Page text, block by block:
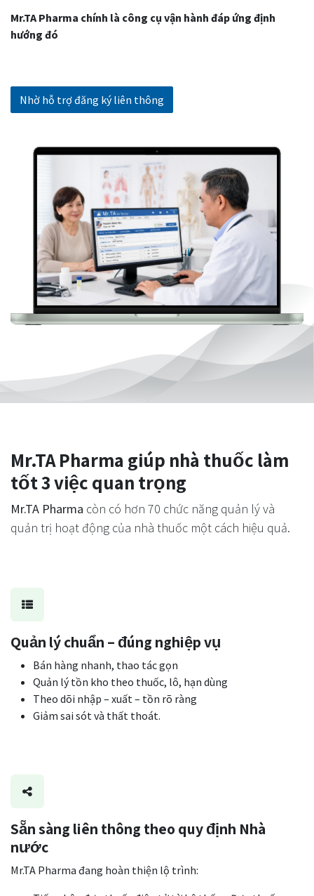
Mr.TA Pharma chính là công cụ vận hành đáp ứng định
hướng đó
Nhờ hỗ trợ đăng ký liên thông
Mr.TA Pharma giúp nhà thuốc làm
tốt 3 việc quan trọng
Mr.TA Pharma còn có hơn 70 chức năng quản lý và
quản trị hoạt động của nhà thuốc một cách hiệu quả.
Quản lý chuẩn – đúng nghiệp vụ
Bán hàng nhanh, thao tác gọn
Quản lý tồn kho theo thuốc, lô, hạn dùng
Theo dõi nhập – xuất – tồn rõ ràng
Giảm sai sót và thất thoát.
Sẵn sàng liên thông theo quy định Nhà
nước
Mr.TA Pharma đang hoàn thiện lộ trình: